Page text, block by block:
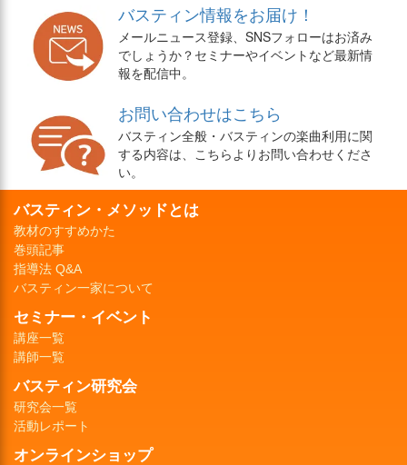
バスティン情報をお届け！
メールニュース登録、SNSフォローはお済み
でしょうか？セミナーやイベントなど最新情
報を配信中。
お問い合わせはこちら
バスティン全般・バスティンの楽曲利用に関
する内容は、こちらよりお問い合わせくださ
い。
バスティン・メソッドとは
教材のすすめかた
巻頭記事
指導法 Q&A
バスティン一家について
セミナー・イベント
講座一覧
講師一覧
バスティン研究会
研究会一覧
活動レポート
オンラインショップ